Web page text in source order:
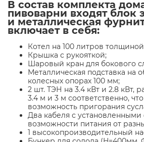
В состав комплекта
пивоварни входят блок
и металлическая
включает в себя:
Котел на 100 литров
Крышка с рукояткой;
Шаровый кран для бокового
Металлическая подставка на
колесных опорах 100 мм;
2 шт. ТЭН на 3.4 кВт и 2.8 кВт,
3.4 м и 3 м соответственно,
возможность пригорания
Два кабеля с
возможности питания от
1 высокопроизводительный